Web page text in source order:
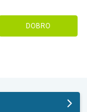
DOBRO